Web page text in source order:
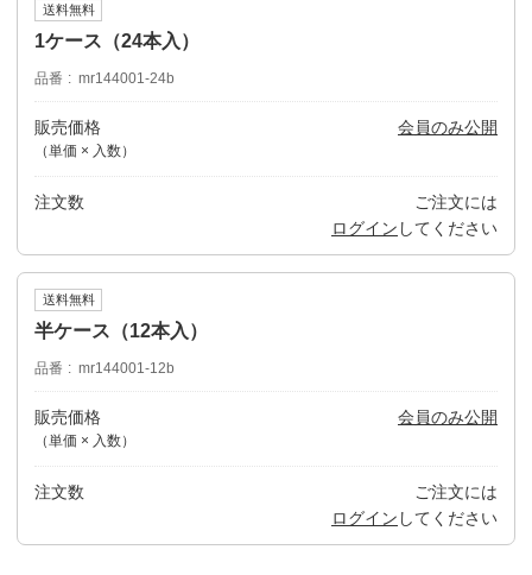
送料無料
1ケース（24本入）
品番 mr144001-24b
販売価格
（単価 × 入数）
会員のみ公開
注文数
ご注文には
ログイン してください
送料無料
半ケース（12本入）
品番 mr144001-12b
販売価格
（単価 × 入数）
会員のみ公開
注文数
ご注文には
ログイン してください